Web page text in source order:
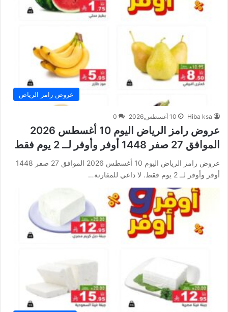
عروض رامز الرياض
Hiba ksa 10 أغسطس,2026 0
عروض رامز الرياض اليوم 10 أغسطس 2026
الموافق 27 صفر 1448 أوفر وأوفر لــ 2 يوم فقط
عروض رامز الرياض اليوم 10 أغسطس 2026 الموافق 27 صفر 1448
أوفر وأوفر لــ 2 يوم فقط. لا داعي للمقارنة…